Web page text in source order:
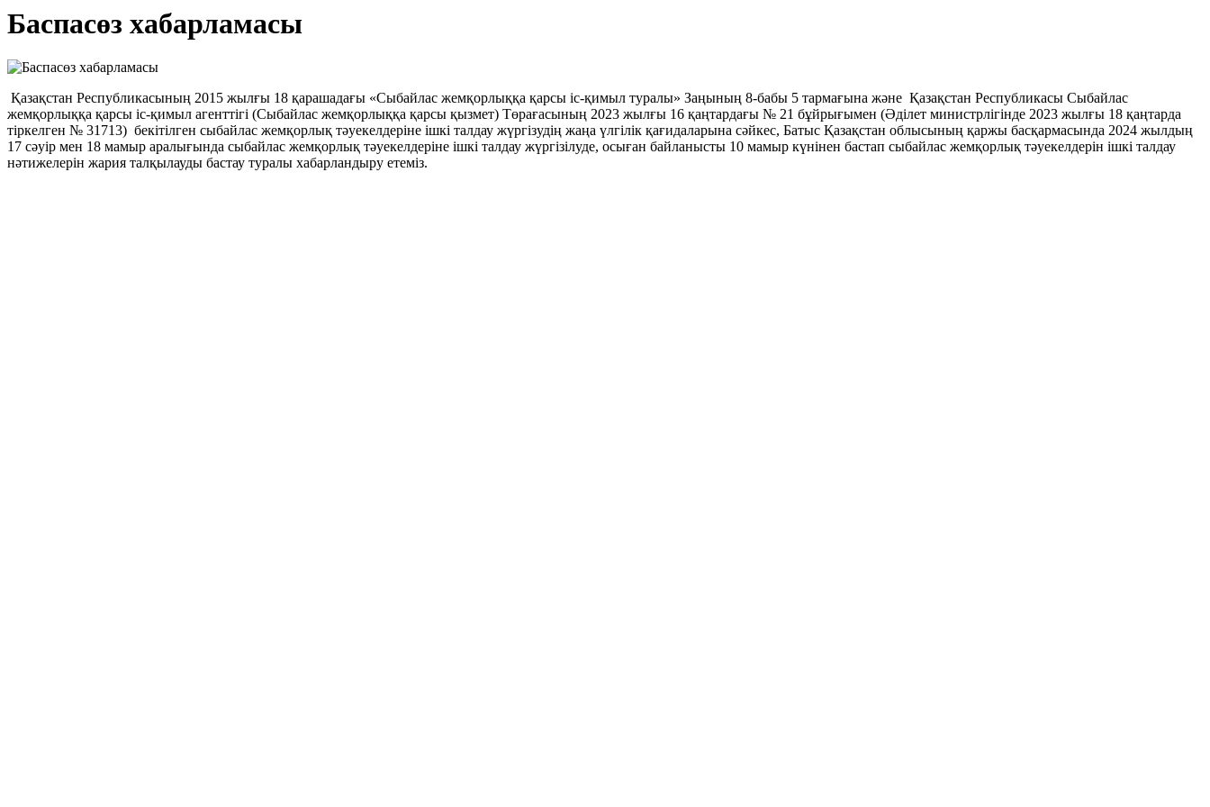
Баспасөз хабарламасы
Қазақстан Республикасының 2015 жылғы 18 қарашадағы «Сыбайлас жемқорлыққа қарсы іс-қимыл туралы» Заңының 8-бабы 5 тармағына және Қазақстан Республикасы Сыбайлас
жемқорлыққа қарсы іс-қимыл агенттігі (Сыбайлас жемқорлыққа қарсы қызмет) Төрағасының 2023 жылғы 16 қаңтардағы № 21 бұйрығымен (Әділет министрлігінде 2023 жылғы 18 қаңтарда
тіркелген № 31713) бекітілген сыбайлас жемқорлық тәуекелдеріне ішкі талдау жүргізудің жаңа үлгілік қағидаларына сәйкес, Батыс Қазақстан облысының қаржы басқармасында 2024 жылдың
17 сәуір мен 18 мамыр аралығында сыбайлас жемқорлық тәуекелдеріне ішкі талдау жүргізілуде, осыған байланысты 10 мамыр күнінен бастап сыбайлас жемқорлық тәуекелдерін ішкі талдау
нәтижелерін жария талқылауды бастау туралы хабарландыру етеміз.